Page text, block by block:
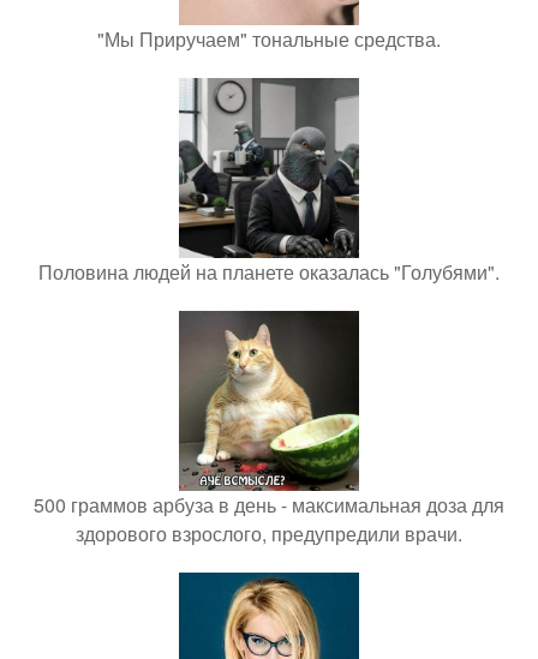
"Мы Приручаем" тональные средства.
Половина людей на планете оказалась "Голубями".
500 граммов арбуза в день - максимальная доза для
здорового взрослого, предупредили врачи.